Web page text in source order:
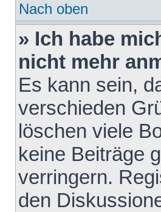
Nach oben
» Ich habe
nicht mehr
Es kann sein,
verschieden
löschen viele
keine Beiträge
verringern.
den